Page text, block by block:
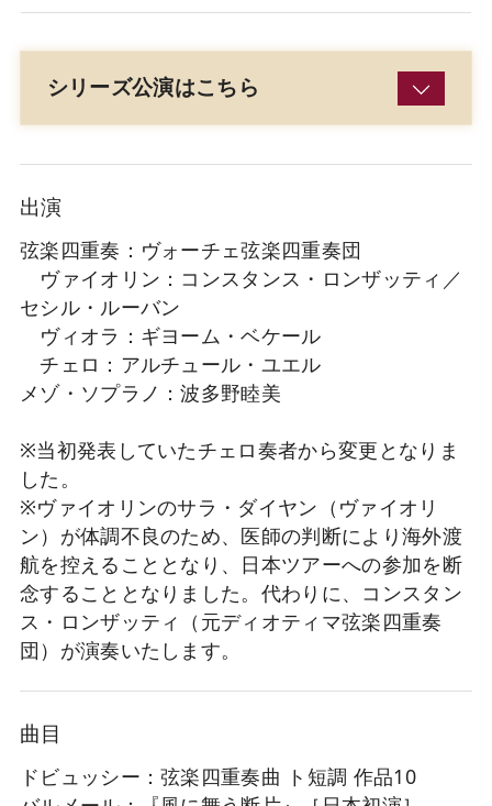
シリーズ公演はこちら
出演
弦楽四重奏：ヴォーチェ弦楽四重奏団
ヴァイオリン：コンスタンス・ロンザッティ／
セシル・ルーバン
ヴィオラ：ギヨーム・ベケール
チェロ：アルチュール・ユエル
メゾ・ソプラノ：波多野睦美
※当初発表していたチェロ奏者から変更となりま
した。
※ヴァイオリンのサラ・ダイヤン（ヴァイオリ
ン）が体調不良のため、医師の判断により海外渡
航を控えることとなり、日本ツアーへの参加を断
念することとなりました。代わりに、コンスタン
ス・ロンザッティ（元ディオティマ弦楽四重奏
団）が演奏いたします。
曲目
ドビュッシー：弦楽四重奏曲 ト短調 作品10